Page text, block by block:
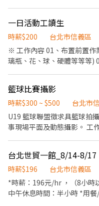
加賴@759vflwo 找斐拉 電話
會嚴重影響我們人員調度 麻
一日活動工讀生
時薪$200
台北市信義區
※ 工作內容 01、布置前置作
璃瓶、花、球、硬體等等等)
息1小時不計薪。】 02. 工作
等。 03. 不要發呆，請主動
04. 請準時於集合時間報到
請務必準時。 05. 由於是活
以確保入取。 07. 工作服裝:
鞋、裙子等不便工作的衣飾
職。
籃球比賽攝影
時薪$300 ~ $500
台北市
U19 籃球聯盟徵求具籃球拍
事現場平面及動態攝影。 工作內容包含： 1. 拍攝籃球比賽進行過程
隊及每個球員。 4. 拍攝賽前
等紀錄畫面。 5. 配合指定時
準備。 6. 比賽結束後，依約定方
者熟悉籃球比賽節奏，具備
比賽精彩瞬間。需自備相機、
時薪$196
台北市信義區
*時薪：196元/hr ，（8小時
中午休息時間：半小時 *用